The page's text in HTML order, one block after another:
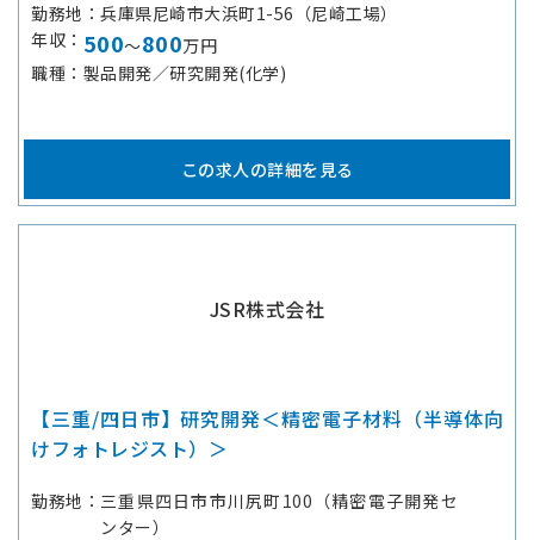
勤務地
兵庫県尼崎市大浜町1-56（尼崎工場）
年収
500～800万円
職種
製品開発／研究開発(化学)
この求人の詳細を見る
JSR株式会社
【三重/四日市】研究開発＜精密電子材料（半導体向
けフォトレジスト）＞
勤務地
三重県四日市市川尻町100（精密電子開発セ
ンター）